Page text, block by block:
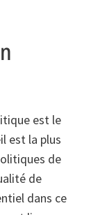
est le
est la plus
de
de
dans ce